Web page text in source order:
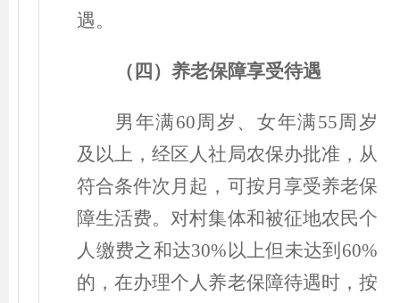
遇。
（ 四 ）养老保障享受待遇
男年满60周岁、女年满55周岁
及以上，经区人社局农保办批准，从
符合条件次月起，可按月享受养老保
障生活费。对村集体和被征地农民个
人缴费之和达30%以上但未达到60%
的，在办理个人养老保障待遇时，按